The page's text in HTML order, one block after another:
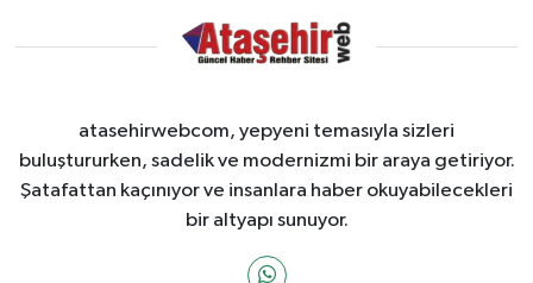
atasehirwebcom, yepyeni temasıyla sizleri
buluştururken, sadelik ve modernizmi bir araya getiriyor.
Şatafattan kaçınıyor ve insanlara haber okuyabilecekleri
bir altyapı sunuyor.